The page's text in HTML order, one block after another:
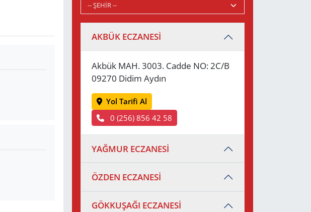
AKBÜK ECZANESİ
Akbük MAH. 3003. Cadde NO: 2C/B
09270 Didim Aydın
Yol Tarifi Al
0 (256) 856 42 58
YAĞMUR ECZANESİ
ÖZDEN ECZANESİ
GÖKKUŞAĞI ECZANESİ